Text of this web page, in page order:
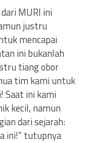
MURI ini
justru
mencapai
ini bukanlah
tiang obor
tim kami untuk
Saat ini kami
kecil, namun
dari sejarah:
ini!” tutupnya